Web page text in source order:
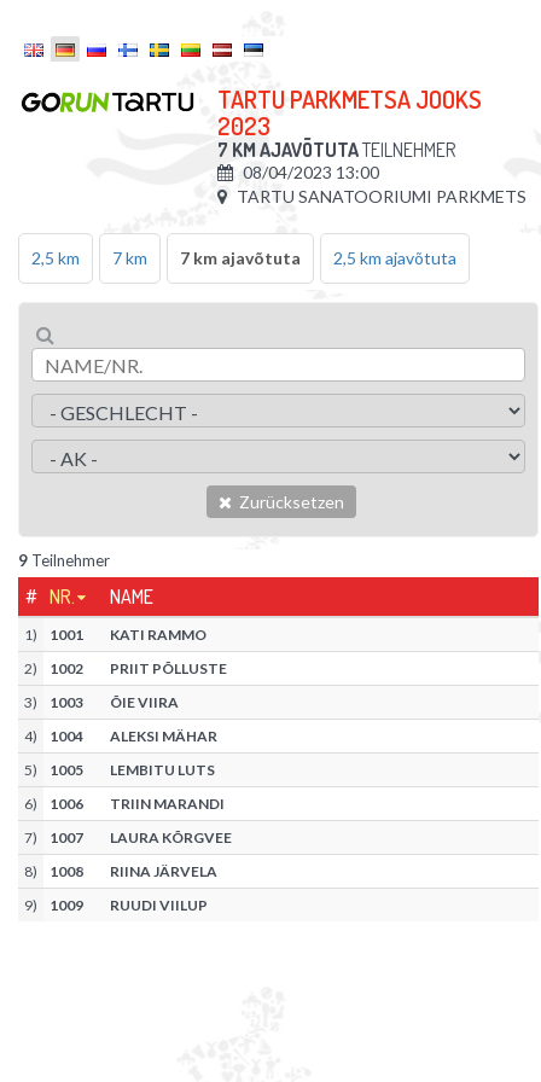
TARTU PARKMETSA JOOKS
2023
7 KM AJAVÕTUTATEILNEHMER
08/04/2023 13:00
TARTU SANATOORIUMI PARKMETS
2,5 km 7 km 7 km ajavõtuta 2,5 km ajavõtuta
Zurücksetzen
9 Teilnehmer
# NR. NAME
1) 1001
KATI RAMMO
2) 1002
PRIIT PÕLLUSTE
3) 1003
ÕIE VIIRA
4) 1004
ALEKSI MÄHAR
5) 1005
LEMBITU LUTS
6) 1006
TRIIN MARANDI
7) 1007
LAURA KÕRGVEE
8) 1008
RIINA JÄRVELA
9) 1009 RUUDI VIILUP